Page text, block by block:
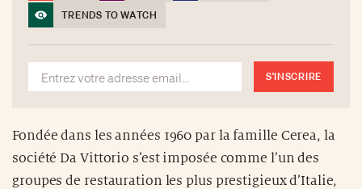
TRENDS TO WATCH
S'INSCRIRE
Fondée dans les années 1960 par la famille Cerea, la
société Da Vittorio s’est imposée comme l’un des
groupes de restauration les plus prestigieux d’Italie,